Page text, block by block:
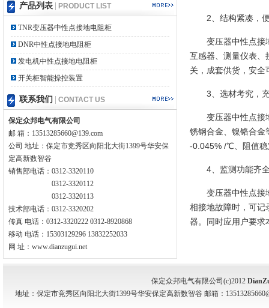
产品列表 PRODUCT LIST
TNR变压器中性点接地电阻柜
DNR中性点接地电阻柜
发电机中性点接地电阻柜
开关柜智能操控装置
联系我们 CONTACT US
保定众邦电气有限公司
邮 箱：13513285660@139.com
公司 地址：保定市竞秀区向阳北大街1399号华安保
定高新数智谷
销售部电话：0312-3320110
0312-3320112
0312-3320113
技术部电话：0312-3320202
传真 电话：0312-3320222 0312-8920868
移动 电话：15303129296 13832252033
网 址：www.dianzugui.net
2、结构紧凑，
变压器中性点接
互感器、测量仪表、
关，成套供货，安全
3、选材考究，
变压器中性点接
锈钢合金、镍铬合
-0.045% /℃、阻值稳
4、监测功能齐
变压器中性点接
相接地故障时，可记
器。同时应用户要求
保定众邦电气有限公司(c)2012
地址：保定市竞秀区向阳北大街1399号华安保定高新数智谷 邮箱：